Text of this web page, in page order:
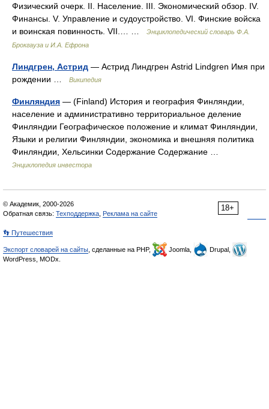
Физический очерк. II. Население. III. Экономический обзор. IV.
Финансы. V. Управление и судоустройство. VI. Финские войска
и воинская повинность. VII.… …
Энциклопедический словарь Ф.А.
Брокгауза и И.А. Ефрона
Линдгрен, Астрид — Астрид Линдгрен Astrid Lindgren Имя при
рождении …
Википедия
Финляндия — (Finland) История и география Финляндии,
население и административно территориальное деление
Финляндии Географическое положение и климат Финляндии,
Языки и религии Финляндии, экономика и внешняя политика
Финляндии, Хельсинки Содержание Содержание …
Энциклопедия инвестора
18+
© Академик, 2000-2026
Обратная связь: Техподдержка Реклама на сайте
👣 Путешествия
Экспорт словарей на сайты , сделанные на PHP, Joomla,
Drupal,
WordPress, MODx.